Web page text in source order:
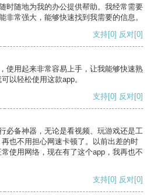
时随地为我的办公提供帮助。我经常需要
非常强大，能够快速找到我需要的信息。
支持[0] 反对[0]
使用起来非常容易上手，让我能够快速熟
以轻松使用这款app。
支持[0] 反对[0]
必备神器，无论是看视频、玩游戏还是工
也不用担心网速卡顿了。以前出差的时
使用网络，现在有了这个app，我再也不
支持[0] 反对[0]